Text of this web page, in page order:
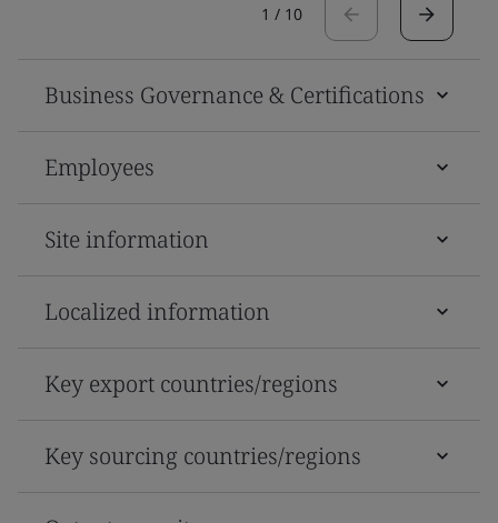
1 / 10
Business Governance & Certifications
Employees
Site information
Localized information
Key export countries/regions
Key sourcing countries/regions